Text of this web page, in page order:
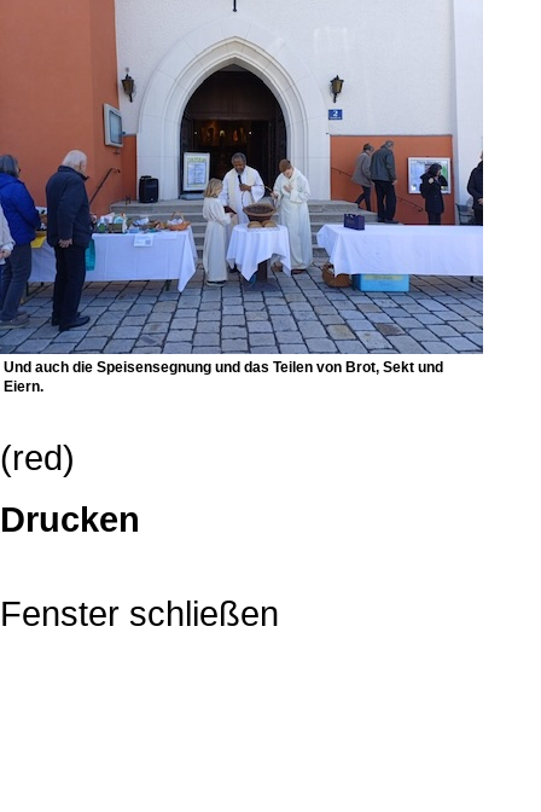
Und auch die Speisensegnung und das Teilen von Brot, Sekt und
Eiern.
(red)
Drucken
Fenster schließen